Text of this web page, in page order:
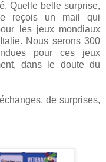
Quelle belle surprise,
reçois un mail qui
les jeux mondiaux
Nous serons 300
pour ces jeux
dans le doute du
de surprises,